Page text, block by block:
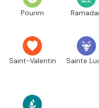
Pourim
Saint-Valentin Sainte